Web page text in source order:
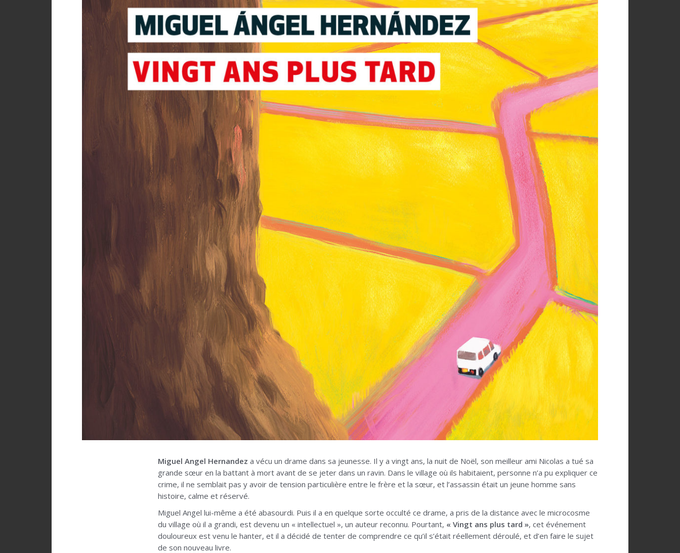
Miguel Angel Hernandez a vécu un drame dans sa jeunesse. Il y a vingt ans, la nuit de Noël, son meilleur ami Nicolas a tué sa
grande sœur en la battant à mort avant de se jeter dans un ravin. Dans le village où ils habitaient, personne n’a pu expliquer ce
crime, il ne semblait pas y avoir de tension particulière entre le frère et la sœur, et l’assassin était un jeune homme sans
histoire, calme et réservé.
Miguel Angel lui-même a été abasourdi. Puis il a en quelque sorte occulté ce drame, a pris de la distance avec le microcosme
du village où il a grandi, est devenu un « intellectuel », un auteur reconnu. Pourtant, « Vingt ans plus tard », cet événement
douloureux est venu le hanter, et il a décidé de tenter de comprendre ce qu’il s’était réellement déroulé, et d’en faire le sujet
de son nouveau livre.